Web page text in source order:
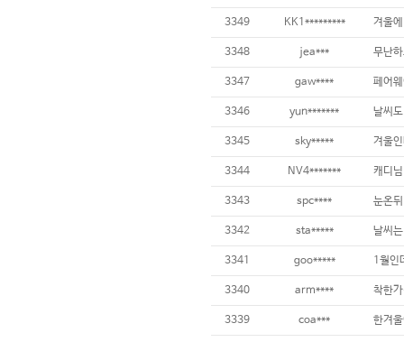
3349 KK1*********
3348 jea***
3347 gaw****
3346 yun*******
3345 sky*****
3344 NV4*******
3343 spc****
3342 sta*****
3341 goo*****
3340 arm****
3339 coa***